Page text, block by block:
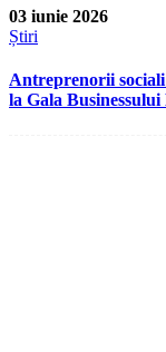
03 iunie 2026
Știri
Antreprenorii
la Gala Businessului